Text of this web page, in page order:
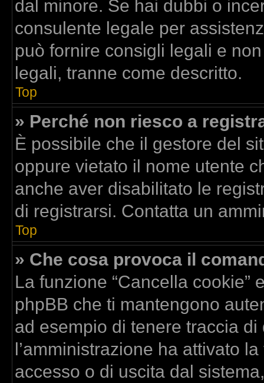
dal minore. Se hai dubbi o
consulente legale per
può fornire consigli legali e
legali, tranne come descritto.
Top
» Perché non riesco a
È possibile che il gestore del
oppure vietato il nome utente
anche aver disabilitato le
di registrarsi. Contatta un
Top
» Che cosa provoca il
La funzione “Cancella
phpBB che ti mantengono
ad esempio di tenere traccia
l’amministrazione ha attivato
accesso o di uscita dal